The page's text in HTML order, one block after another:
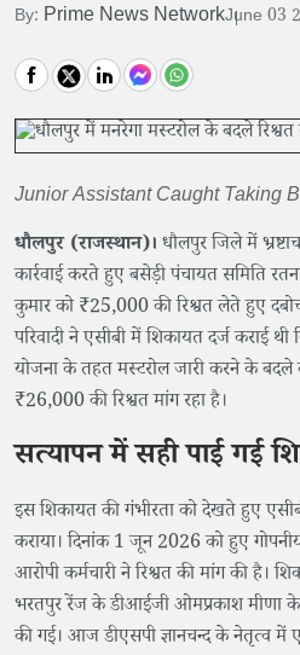
By: Prime News NetworkJune 03
Junior Assistant Caught Taking
धौलपुर (राजस्थान)। धौलपुर जिले में
कार्रवाई करते हुए बसेड़ी पंचायत समिति
कुमार को ₹25,000 की रिश्वत लेते हुए
परिवादी ने एसीबी में शिकायत दर्ज कराई
योजना के तहत मस्टरोल जारी करने के
₹26,000 की रिश्वत मांग रहा है।
सत्यापन में सही पाई गई
इस शिकायत की गंभीरता को देखते हुए
कराया। दिनांक 1 जून 2026 को हुए
आरोपी कर्मचारी ने रिश्वत की मांग की है।
भरतपुर रेंज के डीआईजी ओमप्रकाश मीणा
की गई। आज डीएसपी ज्ञानचन्द के नेतृत्व में